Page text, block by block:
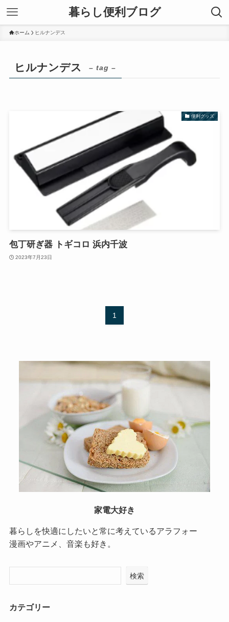
暮らし便利ブログ
ホーム ヒルナンデス
ヒルナンデス – tag –
便利グッズ
包丁研ぎ器 トギコロ 浜内千波
2023年7月23日
1
家電大好き
暮らしを快適にしたいと常に考えているアラフォー
漫画やアニメ、音楽も好き。
検索
カテゴリー